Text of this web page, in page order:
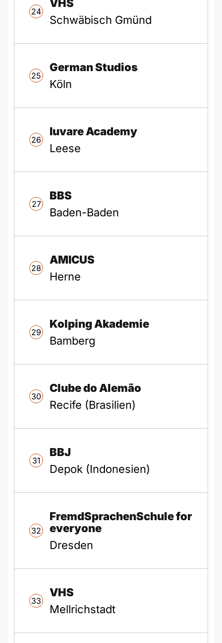
24
VHS
Schwäbisch Gmünd
25
German Studios
Köln
26
Iuvare Academy
Leese
27
BBS
Baden-Baden
28
AMICUS
Herne
29
Kolping Akademie
Bamberg
30
Clube do Alemão
Recife (Brasilien)
31
BBJ
Depok (Indonesien)
32
FremdSprachenSchule for
everyone
Dresden
33
VHS
Mellrichstadt